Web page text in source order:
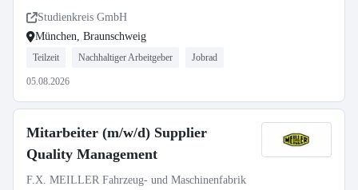
Studienkreis GmbH
München, Braunschweig
Teilzeit Nachhaltiger Arbeitgeber Jobrad
05.08.2026
Mitarbeiter (m/w/d) Supplier
Quality Management
F.X. MEILLER Fahrzeug- und Maschinenfabrik